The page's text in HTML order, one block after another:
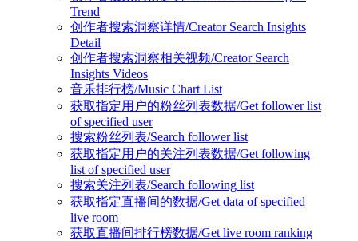
Trend
创作者搜索洞察详情/Creator Search Insights
Detail
创作者搜索洞察相关视频/Creator Search
Insights Videos
音乐排行榜/Music Chart List
获取指定用户的粉丝列表数据/Get follower list
of specified user
搜索粉丝列表/Search follower list
获取指定用户的关注列表数据/Get following
list of specified user
搜索关注列表/Search following list
获取指定直播间的数据/Get data of specified
live room
获取直播间排行榜数据/Get live room ranking